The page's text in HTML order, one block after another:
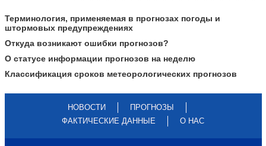
Терминология, применяемая в прогнозах погоды и
штормовых предупреждениях
Откуда возникают ошибки прогнозов?
О статусе информации прогнозов на неделю
Классификация сроков метеорологических прогнозов
НОВОСТИ
ПРОГНОЗЫ
ФАКТИЧЕСКИЕ ДАННЫЕ
О НАС